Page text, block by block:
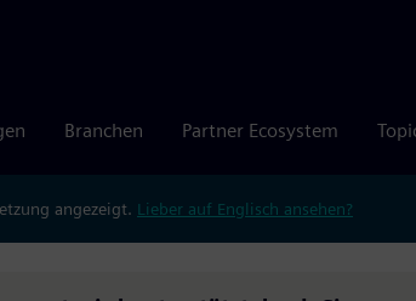
Branchen Partner Ecosystem
angezeigt. Lieber auf Englisch ansehen?